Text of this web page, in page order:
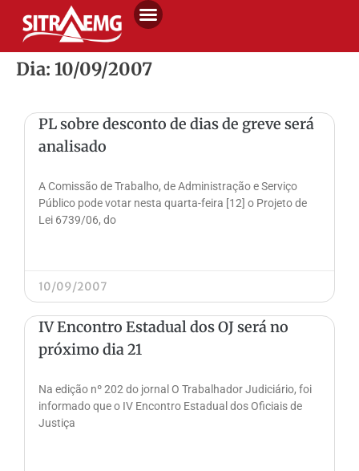
Dia: 10/09/2007
PL sobre desconto de dias de greve será
analisado
A Comissão de Trabalho, de Administração e Serviço
Público pode votar nesta quarta-feira [12] o Projeto de
Lei 6739/06, do
10/09/2007
IV Encontro Estadual dos OJ será no
próximo dia 21
Na edição nº 202 do jornal O Trabalhador Judiciário, foi
informado que o IV Encontro Estadual dos Oficiais de
Justiça